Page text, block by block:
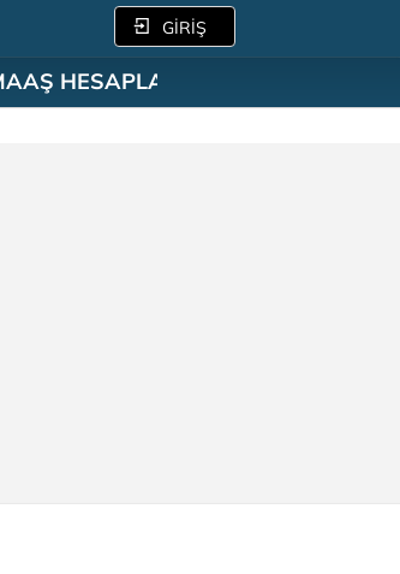
GİRİŞ
HESAPLAMA